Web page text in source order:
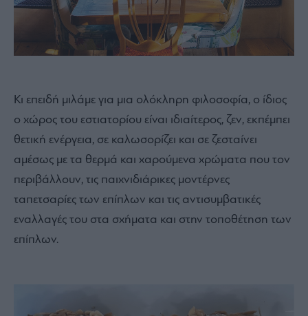
Κι επειδή μιλάμε για μια ολόκληρη φιλοσοφία, ο ίδιος
ο χώρος του εστιατορίου είναι ιδιαίτερος, ζεν, εκπέμπει
θετική ενέργεια, σε καλωσορίζει και σε ζεσταίνει
αμέσως με τα θερμά και χαρούμενα χρώματα που τον
περιβάλλουν, τις παιχνιδιάρικες μοντέρνες
ταπετσαρίες των επίπλων και τις αντισυμβατικές
εναλλαγές του στα σχήματα και στην τοποθέτηση των
επίπλων.